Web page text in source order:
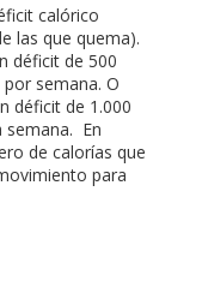
calórico
las que quema).
déficit de 500
semana. O
déficit de 1.000
semana. En
de calorías que
para